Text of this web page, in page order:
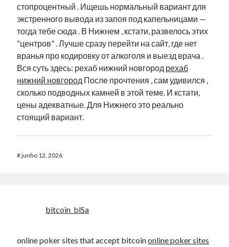
стопроцентный . Ищешь нормальный вариант для
экстренного вывода из запоя под капельницами —
тогда тебе сюда . В Нижнем , кстати, развелось этих
“центров” . Лучше сразу перейти на сайт, где нет
вранья про кодировку от алкоголя и выезд врача .
Вся суть здесь: рехаб нижний новгород рехаб
нижний новгород После прочтения , сам удивился ,
сколько подводных камней в этой теме. И кстати,
цены адекватные. Для Нижнего это реально
стоящий вариант.
#junho 12, 2026
bitcoin_blSa
online poker sites that accept bitcoinonline poker sites